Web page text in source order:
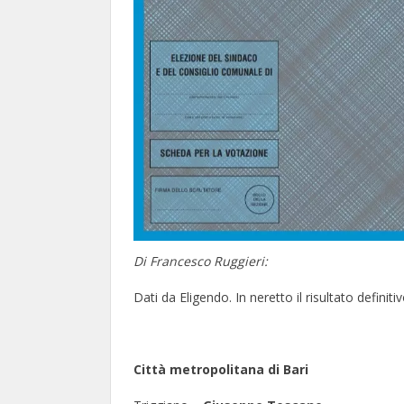
Di Francesco Ruggieri:
Dati da Eligendo. In neretto il risultato
Città metropolitana di Bari